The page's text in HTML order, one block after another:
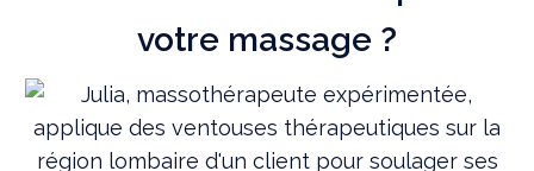
votre massage ?